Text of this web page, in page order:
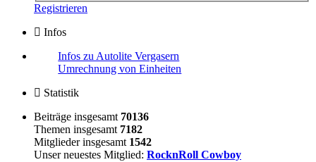
Registrieren
Infos
Infos zu Autolite Vergasern
Umrechnung von Einheiten
Statistik
Beiträge insgesamt 70136
Themen insgesamt 7182
Mitglieder insgesamt 1542
Unser neuestes Mitglied: RocknRoll Cowboy